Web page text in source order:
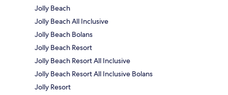
Jolly Beach
Jolly Beach All Inclusive
Jolly Beach Bolans
Jolly Beach Resort
Jolly Beach Resort All Inclusive
Jolly Beach Resort All Inclusive Bolans
Jolly Resort